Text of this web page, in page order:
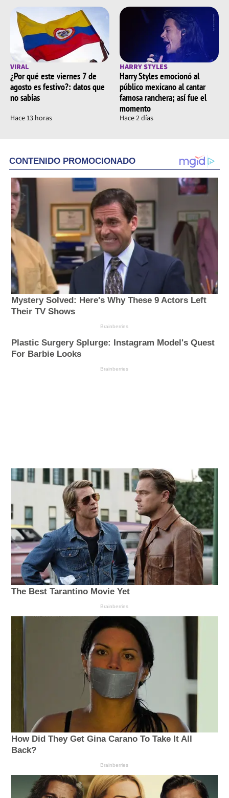
VIRAL
¿Por qué este viernes 7 de
agosto es festivo?: datos que
no sabías
Hace 13 horas
HARRY STYLES
Harry Styles emocionó al
público mexicano al cantar
famosa ranchera; así fue el
momento
Hace 2 días